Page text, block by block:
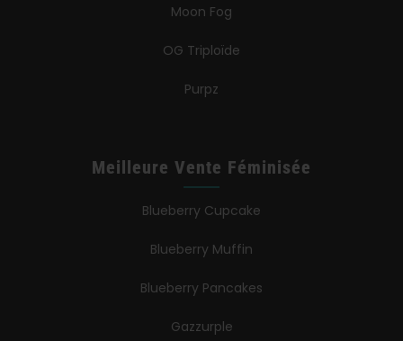
Moon Fog
OG Triploïde
Purpz
Meilleure Vente Féminisée
Blueberry Cupcake
Blueberry Muffin
Blueberry Pancakes
Gazzurple